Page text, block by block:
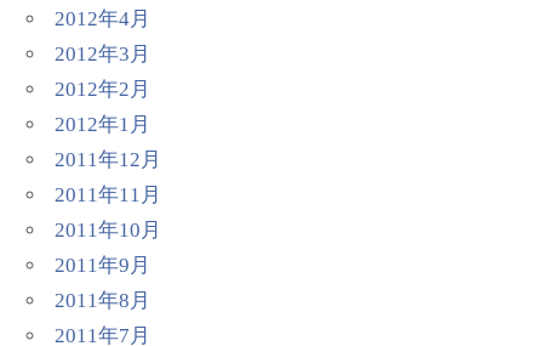
2012年4月
2012年3月
2012年2月
2012年1月
2011年12月
2011年11月
2011年10月
2011年9月
2011年8月
2011年7月